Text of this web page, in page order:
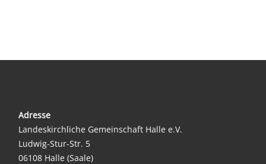
Adresse
Landeskirchliche Gemeinschaft Halle e.V.
Ludwig-Stur-Str. 5
06108 Halle (Saale)